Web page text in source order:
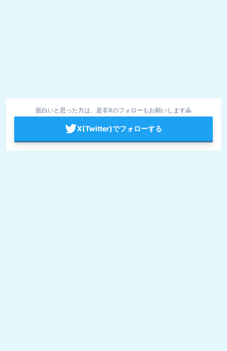
面白いと思った方は、是非Xのフォローもお願いします🙇
X(Twitter)でフォローする